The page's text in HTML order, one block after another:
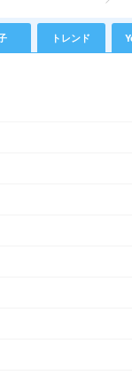
トレンド